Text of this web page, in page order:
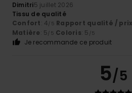
Dimitri5 juillet 2026
Tissu de qualité
Confort: 4/5 Rapport qualité / prix
Matière: 5/5 Coloris: 5 /5
Je recommande ce produit
5/5